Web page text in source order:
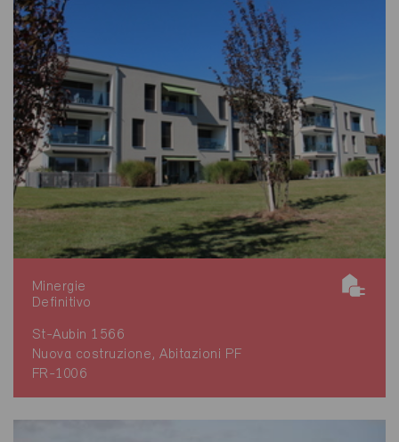
Minergie
Definitivo
St-Aubin 1566
Nuova costruzione, Abitazioni PF
FR-1006